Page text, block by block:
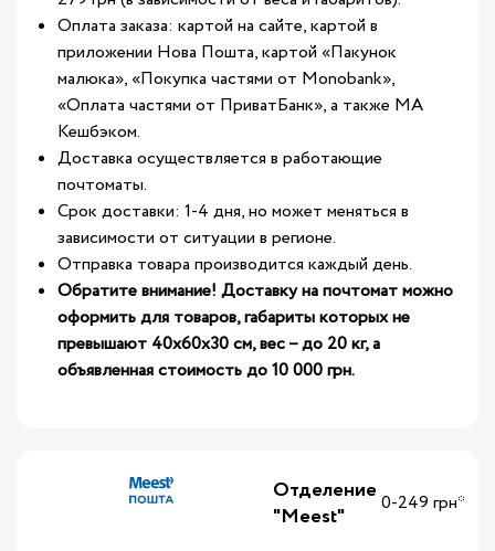
Оплата заказа: картой на сайте, картой в
приложении Нова Пошта, картой «Пакунок
малюка», «Покупка частями от Monobank»,
«Оплата частями от ПриватБанк», а также МА
Кешбэком.
Доставка осуществляется в работающие
почтоматы.
Срок доставки: 1-4 дня, но может меняться в
зависимости от ситуации в регионе.
Отправка товара производится каждый день.
Обратите внимание! Доставку на почтомат можно
оформить для товаров, габариты которых не
превышают 40х60х30 см, вес – до 20 кг, а
объявленная стоимость до 10 000 грн.
Отделение
"Meest"
0-249 грн*